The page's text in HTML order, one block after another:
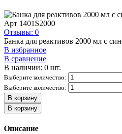
Арт 1401S2000
Отзывы: 0
Банка для реактивов 2000 мл с
В избранное
В сравнение
В наличии: 0 шт.
Выберите количество:
Выберите количество:
В корзину
В корзину
Описание